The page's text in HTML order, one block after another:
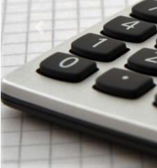
Poprzednie